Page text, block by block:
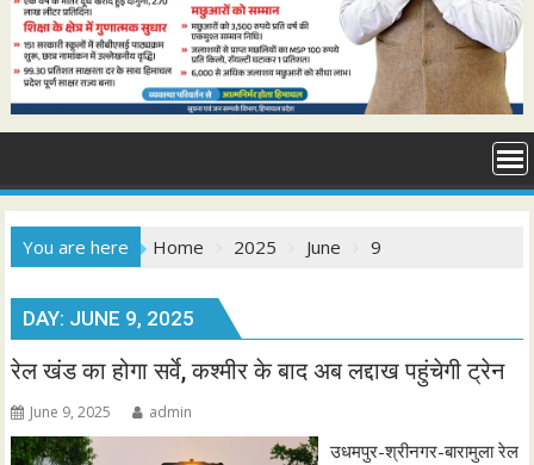
You are here Home 2025 June 9
DAY: JUNE 9, 2025
रेल खंड का होगा सर्वे, कश्मीर के बाद अब लद्दाख पहुंचेगी ट्रेन
June 9, 2025 admin
उधमपुर-श्रीनगर-बारामुला रेल